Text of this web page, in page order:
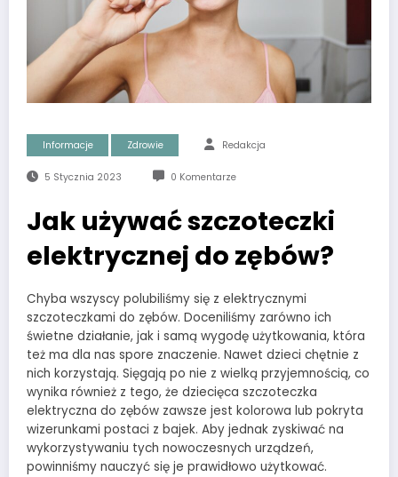
Informacje Zdrowie Redakcja
5 Stycznia 2023 0 Komentarze
Jak używać szczoteczki
elektrycznej do zębów?
Chyba wszyscy polubiliśmy się z elektrycznymi
szczoteczkami do zębów. Doceniliśmy zarówno ich
świetne działanie, jak i samą wygodę użytkowania, która
też ma dla nas spore znaczenie. Nawet dzieci chętnie z
nich korzystają. Sięgają po nie z wielką przyjemnością, co
wynika również z tego, że dziecięca szczoteczka
elektryczna do zębów zawsze jest kolorowa lub pokryta
wizerunkami postaci z bajek. Aby jednak zyskiwać na
wykorzystywaniu tych nowoczesnych urządzeń,
powinniśmy nauczyć się je prawidłowo użytkować.